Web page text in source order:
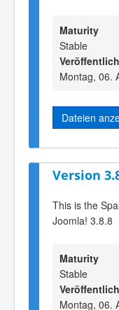
Maturity
Stable
Montag, 06.
Dateien
Version
This is the
Joomla! 3.8.8
Maturity
Stable
Montag, 06.